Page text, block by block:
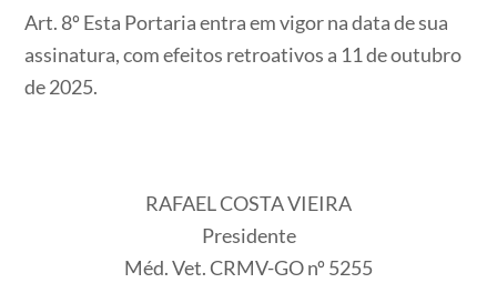
Art. 8º Esta Portaria entra em vigor na data de sua
assinatura, com efeitos retroativos a 11 de outubro
de 2025.
RAFAEL COSTA VIEIRA
Presidente
Méd. Vet. CRMV-GO nº 5255